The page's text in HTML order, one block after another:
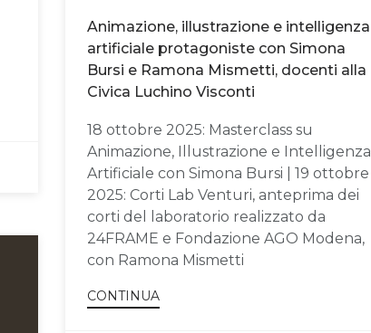
Animazione, illustrazione e intelligenza
artificiale protagoniste con Simona
Bursi e Ramona Mismetti, docenti alla
Civica Luchino Visconti
18 ottobre 2025: Masterclass su
Animazione, Illustrazione e Intelligenza
Artificiale con Simona Bursi | 19 ottobre
2025: Corti Lab Venturi, anteprima dei
corti del laboratorio realizzato da
24FRAME e Fondazione AGO Modena,
con Ramona Mismetti
CONTINUA